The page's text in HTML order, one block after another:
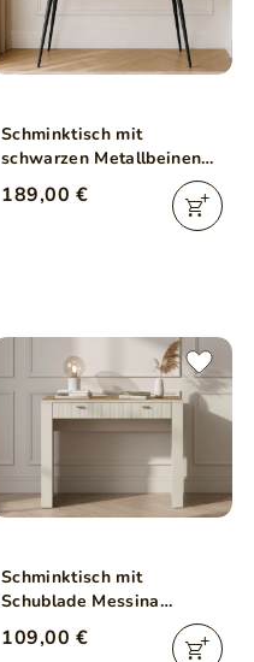
Schminktisch mit
schwarzen Metallbeinen
Passione Eiche Cremona
189,00 €
Schminktisch mit
Schublade Messina
Kaschmir
109,00 €